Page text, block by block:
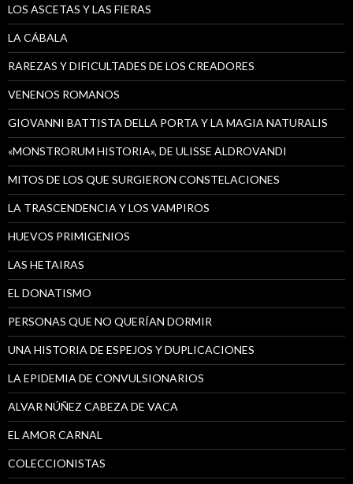
LOS ASCETAS Y LAS FIERAS
LA CÁBALA
RAREZAS Y DIFICULTADES DE LOS CREADORES
VENENOS ROMANOS
GIOVANNI BATTISTA DELLA PORTA Y LA MAGIA NATURALIS
«MONSTRORUM HISTORIA», DE ULISSE ALDROVANDI
MITOS DE LOS QUE SURGIERON CONSTELACIONES
LA TRASCENDENCIA Y LOS VAMPIROS
HUEVOS PRIMIGENIOS
LAS HETAIRAS
EL DONATISMO
PERSONAS QUE NO QUERÍAN DORMIR
UNA HISTORIA DE ESPEJOS Y DUPLICACIONES
LA EPIDEMIA DE CONVULSIONARIOS
ALVAR NÚÑEZ CABEZA DE VACA
EL AMOR CARNAL
COLECCIONISTAS